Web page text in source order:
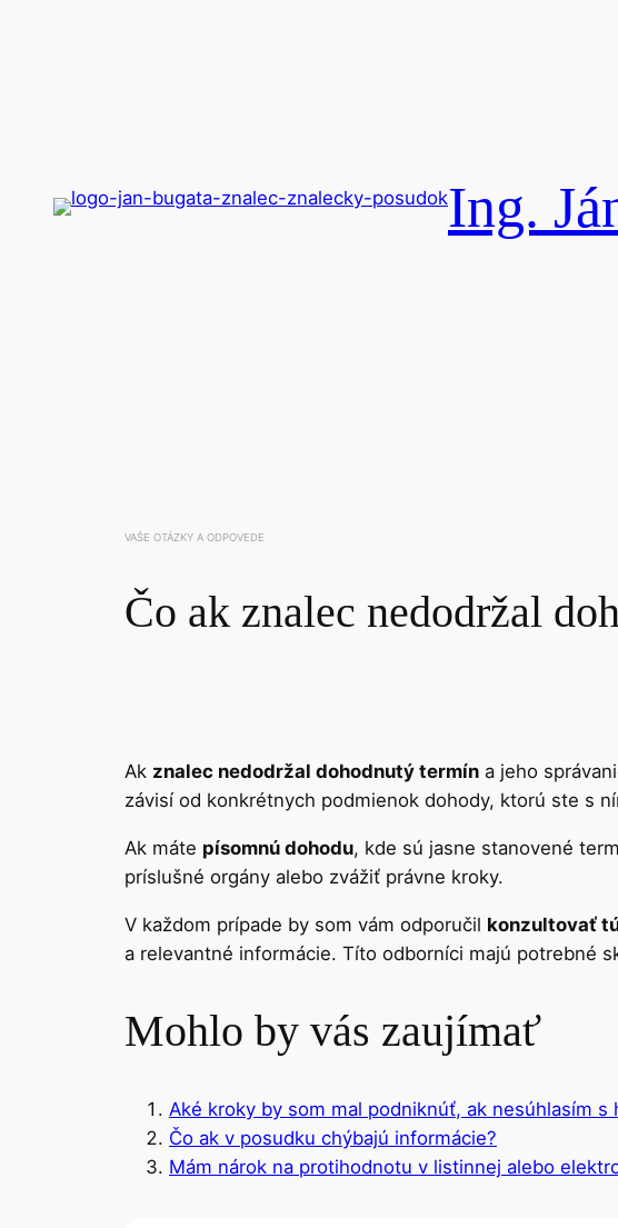
Ing.
VAŠE OTÁZKY A ODPOVEDE
Čo ak znalec nedodržal
Ak znalec nedodržal dohodnutý termín a jeho
závisí od konkrétnych podmienok dohody, ktorú ste s
Ak máte písomnú dohodu, kde sú jasne stanovené
príslušné orgány alebo zvážiť právne kroky.
V každom prípade by som vám odporučil konzultovať
a relevantné informácie. Títo odborníci majú potrebné
Mohlo by vás zaujímať
Aké kroky by som mal podniknúť, ak nesúhlasím
Čo ak v posudku chýbajú informácie?
Mám nárok na protihodnotu v listinnej alebo